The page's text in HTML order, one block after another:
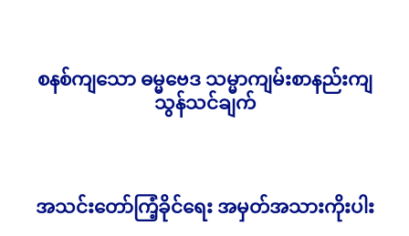
19,000.00Ks
စနစ်ကျသော ဓမ္မဗေဒ သမ္မာကျမ်းစာနည်းကျ
သွန်သင်ချက်
1,500.00Ks
အသင်းတော်ကြံ့ခိုင်ရေး အမှတ်အသားကိုးပါး